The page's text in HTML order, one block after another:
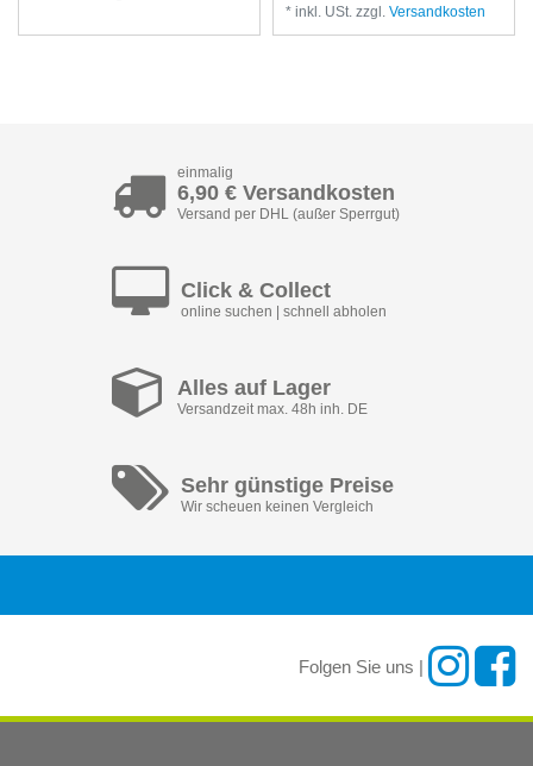
* inkl. USt. zzgl. Versandkosten
einmalig
6,90 € Versandkosten
Versand per DHL (außer Sperrgut)
Click & Collect
online suchen | schnell abholen
Alles auf Lager
Versandzeit max. 48h inh. DE
Sehr günstige Preise
Wir scheuen keinen Vergleich
Folgen Sie uns |